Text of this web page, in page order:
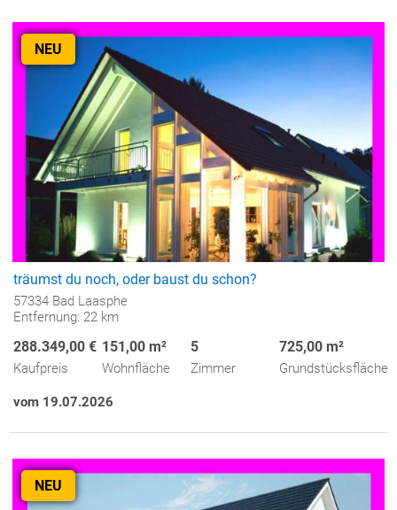
NEU
träumst du noch, oder baust du schon?
57334 Bad Laasphe
Entfernung: 22 km
288.349,00 €
Kaufpreis
151,00 m²
Wohnfläche
5
Zimmer
725,00 m²
Grundstücksfläche
vom 19.07.2026
NEU